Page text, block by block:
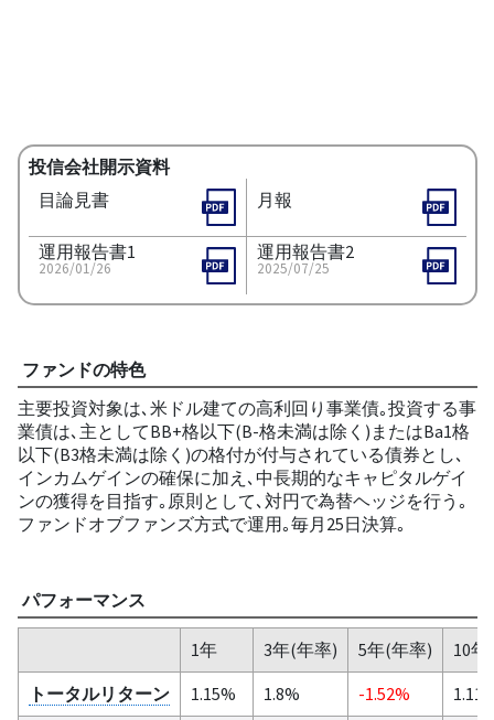
投信会社開示資料
目論見書
月報
運用報告書1
2026/01/26
運用報告書2
2025/07/25
ファンドの特色
主要投資対象は､米ドル建ての高利回り事業債｡投資する事
業債は､主としてBB+格以下(B-格未満は除く)またはBa1格
以下(B3格未満は除く)の格付が付与されている債券とし､
インカムゲインの確保に加え､中長期的なキャピタルゲイ
ンの獲得を目指す｡原則として､対円で為替ヘッジを行う｡
ファンドオブファンズ方式で運用｡毎月25日決算｡
パフォーマンス
1年 3年(年率) 5年(年率)
10
トータルリターン
1.15% 1.8% -1.52%